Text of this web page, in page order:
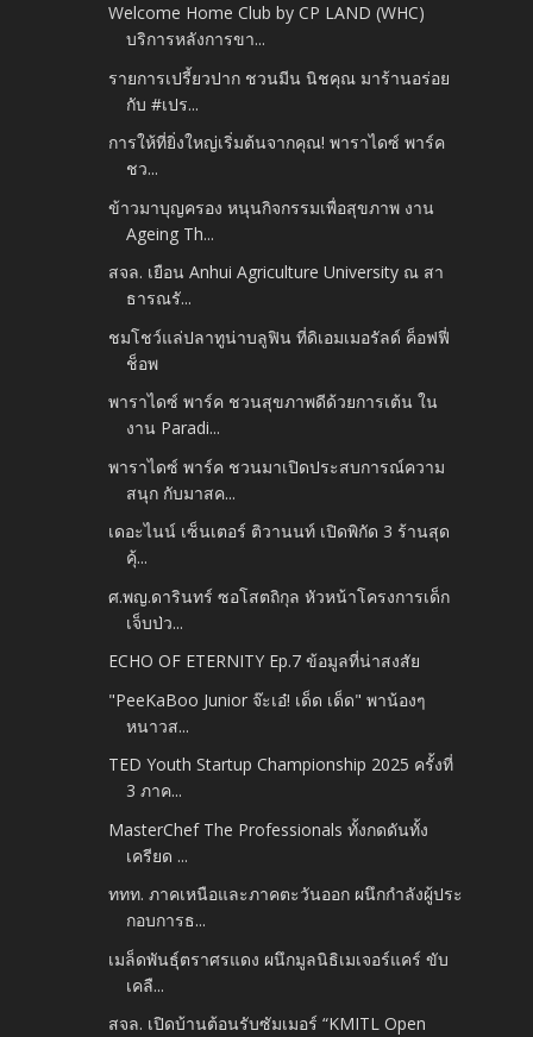
Welcome Home Club by CP LAND (WHC)
บริการหลังการขา...
รายการเปรี้ยวปาก ชวนมีน นิชคุณ มาร้านอร่อย
กับ #เปร...
การให้ที่ยิ่งใหญ่เริ่มต้นจากคุณ! พาราไดซ์ พาร์ค
ชว...
ข้าวมาบุญครอง หนุนกิจกรรมเพื่อสุขภาพ งาน
Ageing Th...
สจล. เยือน Anhui Agriculture University ณ สา
ธารณรั...
ชมโชว์แล่ปลาทูน่าบลูฟิน ที่ดิเอมเมอรัลด์ ค็อฟฟี่
ช็อพ
พาราไดซ์ พาร์ค ชวนสุขภาพดีด้วยการเต้น ใน
งาน Paradi...
พาราไดซ์ พาร์ค ชวนมาเปิดประสบการณ์ความ
สนุก กับมาสค...
เดอะไนน์ เซ็นเตอร์ ติวานนท์ เปิดพิกัด 3 ร้านสุด
คุ้...
ศ.พญ.ดารินทร์ ซอโสตถิกุล หัวหน้าโครงการเด็ก
เจ็บป่ว...
ECHO OF ETERNITY Ep.7 ข้อมูลที่น่าสงสัย
"PeeKaBoo Junior จ๊ะเอ๋! เด็ด เด็ด" พาน้องๆ
หนาวส...
TED Youth Startup Championship 2025 ครั้งที่
3 ภาค...
MasterChef The Professionals ทั้งกดดันทั้ง
เครียด ...
ททท. ภาคเหนือและภาคตะวันออก ผนึกกำลังผู้ประ
กอบการธ...
เมล็ดพันธุ์ตราศรแดง ผนึกมูลนิธิเมเจอร์แคร์ ขับ
เคลื...
สจล. เปิดบ้านต้อนรับซัมเมอร์ “KMITL Open